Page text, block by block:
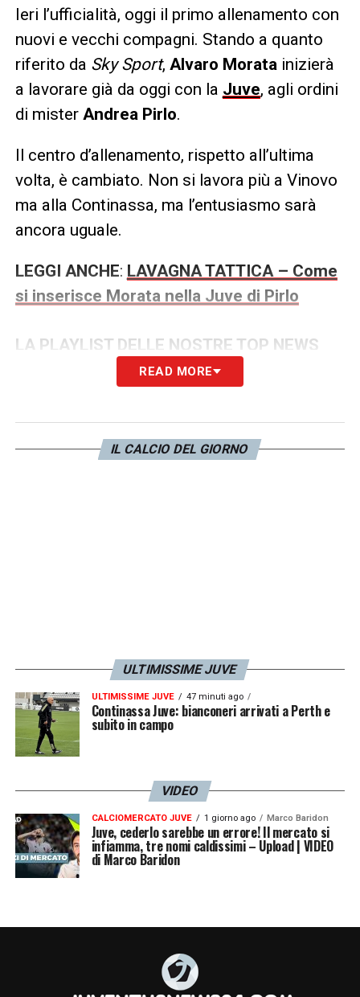
Ieri l’ufficialità, oggi il primo allenamento con
nuovi e vecchi compagni. Stando a quanto
riferito da Sky Sport, Alvaro Morata inizierà
a lavorare già da oggi con la Juve, agli ordini
di mister Andrea Pirlo.
Il centro d’allenamento, rispetto all’ultima
volta, è cambiato. Non si lavora più a Vinovo
ma alla Continassa, ma l’entusiasmo sarà
ancora uguale.
LEGGI ANCHE: LAVAGNA TATTICA – Come
si inserisce Morata nella Juve di Pirlo
LA PLAYLIST DELLE NOSTRE TOP NEWS
READ MORE
IL CALCIO DEL GIORNO
ULTIMISSIME JUVE
ULTIMISSIME JUVE 47 minuti ago
Continassa Juve: bianconeri arrivati a Perth e
subito in campo
VIDEO
CALCIOMERCATO JUVE 1 giorno ago Marco Baridon
Juve, cederlo sarebbe un errore! Il mercato si
infiamma, tre nomi caldissimi – Upload | VIDEO
di Marco Baridon